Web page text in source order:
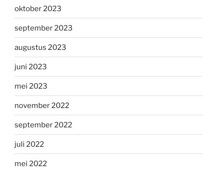
oktober 2023
september 2023
augustus 2023
juni 2023
mei 2023
november 2022
september 2022
juli 2022
mei 2022